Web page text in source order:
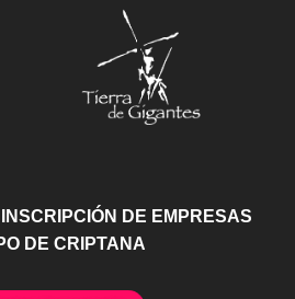
DE EMPRESAS
DE CRIPTANA